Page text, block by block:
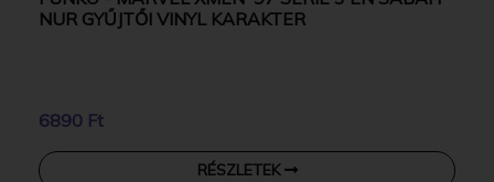
NUR GYŰJTŐI VINYL KARAKTER
6890 Ft
RÉSZLETEK